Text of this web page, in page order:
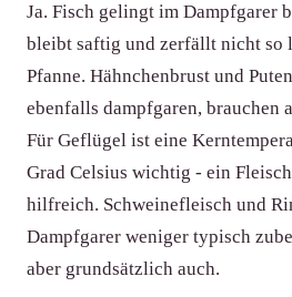
Ja. Fisch gelingt im Dampfgarer
bleibt saftig und zerfällt nicht so
Pfanne. Hähnchenbrust und
ebenfalls dampfgaren, brauchen
Für Geflügel ist eine
Grad Celsius wichtig - ein
hilfreich. Schweinefleisch und
Dampfgarer weniger typisch
aber grundsätzlich auch.